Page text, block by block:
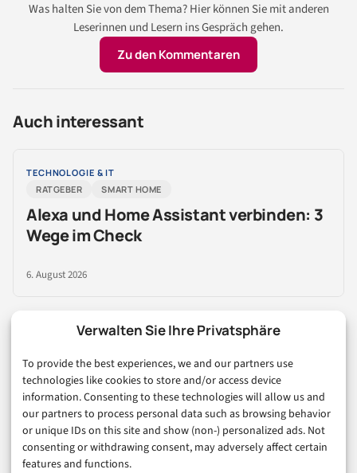
Verwalten Sie Ihre Privatsphäre
To provide the best experiences, we and our partners use
technologies like cookies to store and/or access device
information. Consenting to these technologies will allow us and
our partners to process personal data such as browsing behavior
or unique IDs on this site and show (non-) personalized ads. Not
consenting or withdrawing consent, may adversely affect certain
features and functions.
Was halten Sie von dem Thema? Hier können Sie mit anderen
Leserinnen und Lesern ins Gespräch gehen.
Zu den Kommentaren
Auch interessant
TECHNOLOGIE & IT
RATGEBER
SMART HOME
Alexa und Home Assistant verbinden: 3
Wege im Check
6. August 2026
RATGEBER
SOCIAL MEDIA
WhatsApp Kanäle für Vereine:
Reichweite ohne Chat-Chaos
6. August 2026